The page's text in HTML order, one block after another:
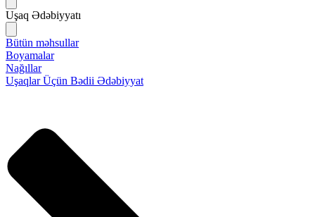
Uşaq Ədəbiyyatı
Bütün məhsullar
Boyamalar
Nağıllar
Uşaqlar Üçün Bədii Ədəbiyyat